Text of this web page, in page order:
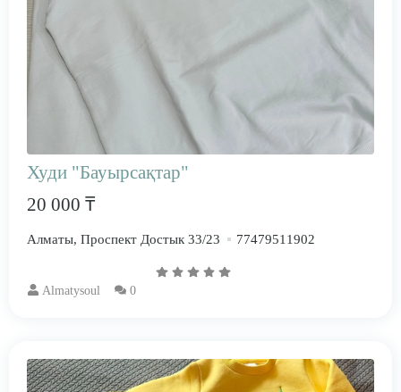
Худи "Бауырсақтар"
20 000 ₸
Алматы, Проспект Достык 33/23 77479511902
Almatysoul 0